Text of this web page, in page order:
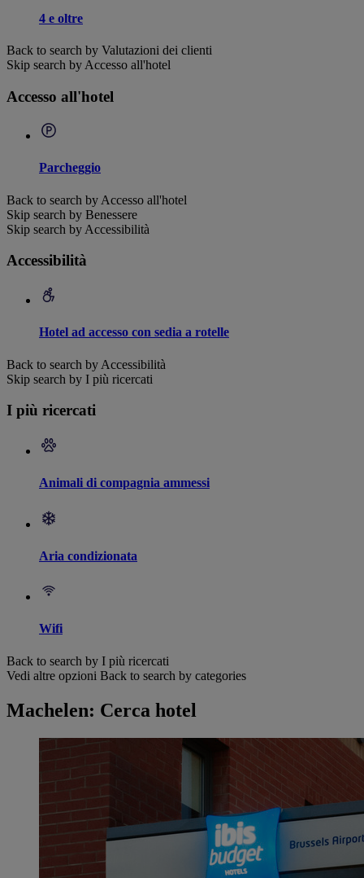
4 e oltre
Back to search by Valutazioni dei clienti
Skip search by Accesso all'hotel
Accesso all'hotel
Parcheggio
Back to search by Accesso all'hotel
Skip search by Benessere
Skip search by Accessibilità
Accessibilità
Hotel ad accesso con sedia a rotelle
Back to search by Accessibilità
Skip search by I più ricercati
I più ricercati
Animali di compagnia ammessi
Aria condizionata
Wifi
Back to search by I più ricercati
Vedi altre opzioni Back to search by categories
Machelen: Cerca hotel